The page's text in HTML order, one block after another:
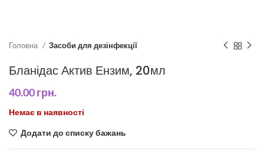
Головна Засоби для дезінфекції
Бланідас Актив Ензим, 20мл
40.00грн.
Немає в наявності
Додати до списку бажань